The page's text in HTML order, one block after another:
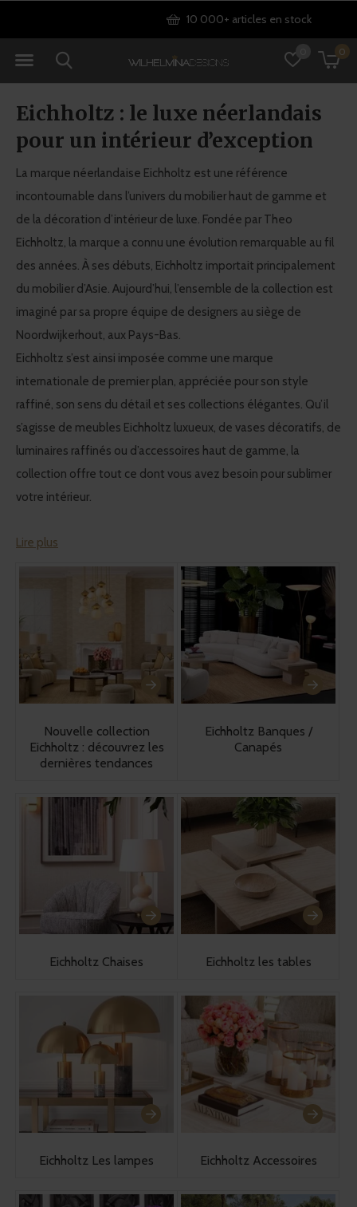
0
10 000+ articles en stock
Eichholtz : le luxe néerlandais
pour un intérieur d’exception
La marque néerlandaise Eichholtz est une référence
incontournable dans l’univers du mobilier haut de gamme et
de la décoration d’intérieur de luxe. Fondée par Theo
Eichholtz, la marque a connu une évolution remarquable au fil
des années. À ses débuts, Eichholtz importait principalement
du mobilier d’Asie. Aujourd’hui, l’ensemble de la collection est
imaginé par sa propre équipe de designers au siège de
Noordwijkerhout, aux Pays-Bas.
Eichholtz s’est ainsi imposée comme une marque
internationale de premier plan, appréciée pour son style
raffiné, son sens du détail et ses collections élégantes. Qu’il
s’agisse de meubles Eichholtz luxueux, de vases décoratifs, de
luminaires raffinés ou d’accessoires haut de gamme, la
collection offre tout ce dont vous avez besoin pour sublimer
votre intérieur.
Lire plus
Nouvelle collection
Eichholtz : découvrez les
dernières tendances
Eichholtz Banques /
Canapés
Eichholtz Chaises Eichholtz les tables
Eichholtz Les lampes Eichholtz Accessoires